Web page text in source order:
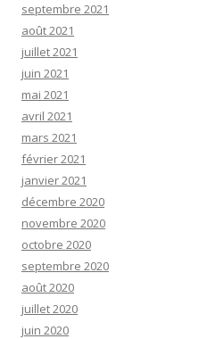
septembre 2021
août 2021
juillet 2021
juin 2021
mai 2021
avril 2021
mars 2021
février 2021
janvier 2021
décembre 2020
novembre 2020
octobre 2020
septembre 2020
août 2020
juillet 2020
juin 2020